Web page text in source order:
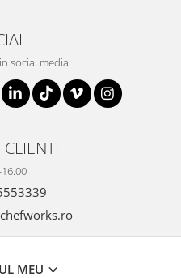
social media
MEU